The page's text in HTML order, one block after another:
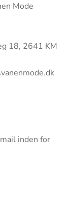
Mode
18, 2641 KM
inden for